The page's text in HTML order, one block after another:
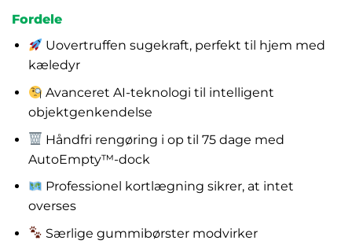
Fordele
Uovertruffen sugekraft, perfekt til hjem med
kæledyr
Avanceret AI-teknologi til intelligent
objektgenkendelse
Håndfri rengøring i op til 75 dage med
AutoEmpty™-dock
Professionel kortlægning sikrer, at intet
overses
Særlige gummibørster modvirker